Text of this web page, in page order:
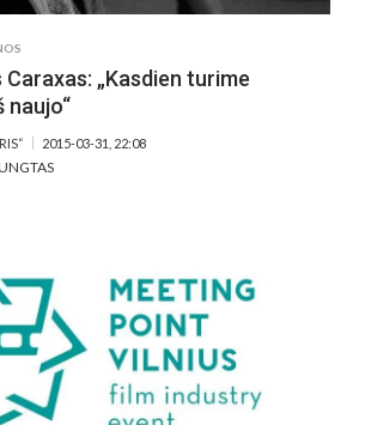
„Kasdien turime
naujo“
2015-03-31, 22:08
ĮRAŠE
TURIME
SUGALVOTI
SAVE
IŠ
NAUJO“